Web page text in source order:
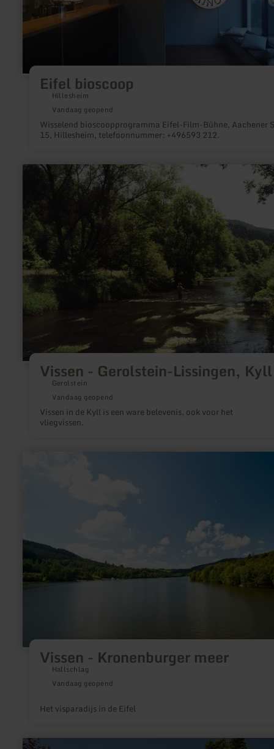
Eifel bioscoop
Hillesheim
Vandaag geopend
Wisselend bioscoopprogramma Eifel-Film-Bühne, Aachener
15, Hillesheim, telefoonnummer: +496593 212.
Vissen - Gerolstein-Lissingen, Kyll
Gerolstein
Vandaag geopend
Vissen in de Kyll is een ware belevenis, ook voor het
vliegvissen.
meer
informatie
-
Gerolstein-
Lissingen,
Kyll
Vissen - Kronenburger meer
Hallschlag
Vandaag geopend
Het visparadijs in de Eifel
meer